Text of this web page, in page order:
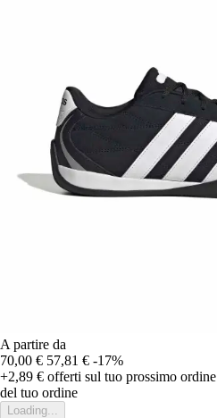
A partire da
70,00 € 57,81 € -17%
+2,89 € offerti sul tuo prossimo ordine
del tuo ordine
Loading...